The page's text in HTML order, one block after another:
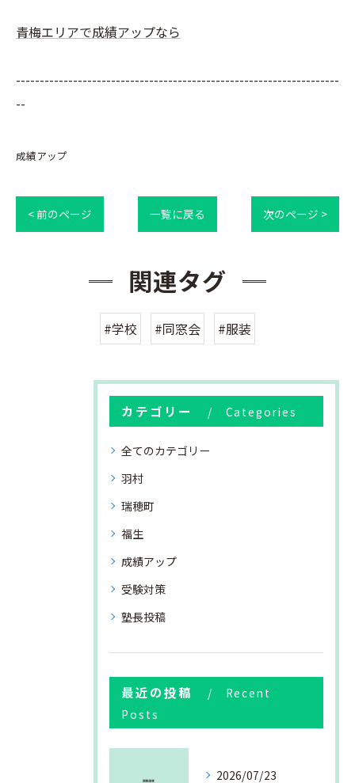
青梅エリアで成績アップなら
--------------------------------------------------------------------
--
成績アップ
< 前のページ 一覧に戻る 次のページ >
関連タグ
#学校 #同窓会 #服装
カテゴリー Categories
全てのカテゴリー
羽村
瑞穂町
福生
成績アップ
受験対策
塾長投稿
最近の投稿
Recent
Posts
2026/07/23